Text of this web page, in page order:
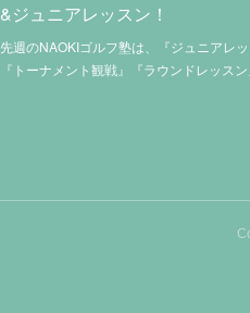
&ジュニアレッスン！
先週のNAOKIゴルフ塾は、『ジュニアレッ
『トーナメント観戦』『ラウンドレッスン